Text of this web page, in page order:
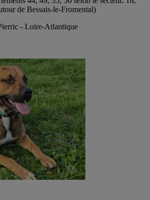
de Bessais-le-Fromental)
- Loire-Atlantique